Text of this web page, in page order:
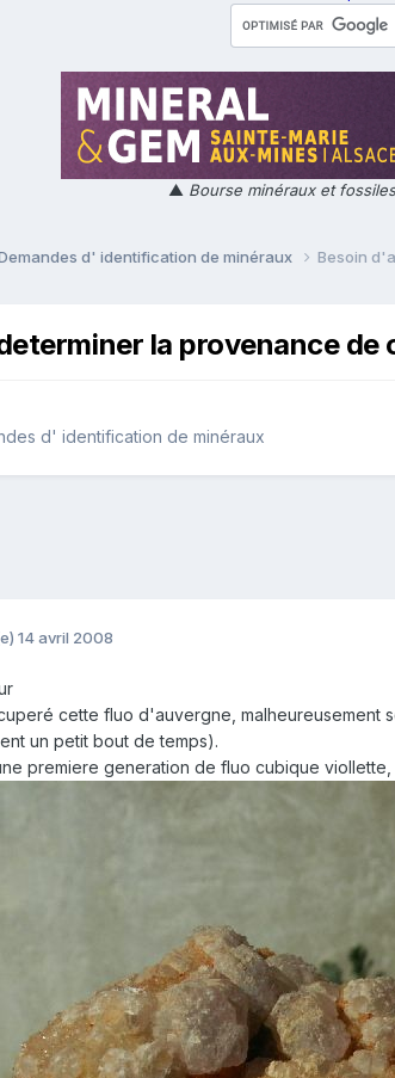
▲ Bourse minéraux et
d' identification de minéraux Besoin
la provenance de
d' identification de minéraux
14 avril 2008
cette fluo d'auvergne, malheureusement
un petit bout de temps).
premiere generation de fluo cubique